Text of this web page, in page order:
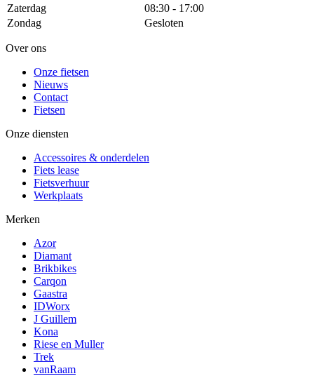
Zaterdag
08:30 - 17:00
Zondag
Gesloten
Over ons
Onze fietsen
Nieuws
Contact
Fietsen
Onze diensten
Accessoires & onderdelen
Fiets lease
Fietsverhuur
Werkplaats
Merken
Azor
Diamant
Brikbikes
Carqon
Gaastra
IDWorx
J Guillem
Kona
Riese en Muller
Trek
vanRaam